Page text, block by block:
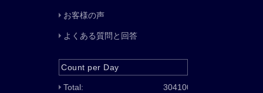
お客様の声
よくある質問と回答
Count per Day
304100
Total: